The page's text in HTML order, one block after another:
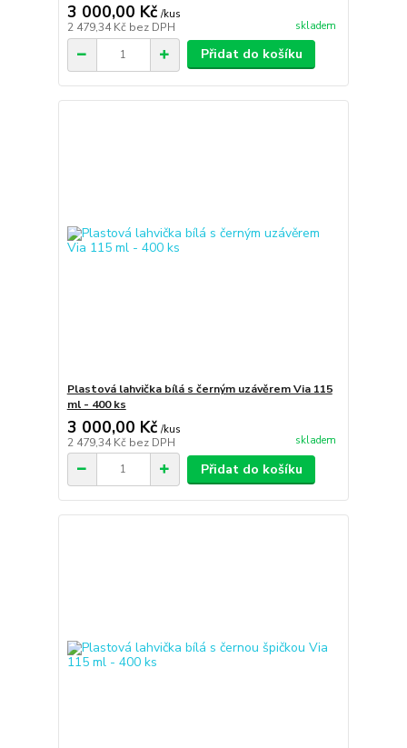
3 000,00 Kč /kus
2 479,34 Kč bez DPH skladem
Přidat do košíku
Plastová lahvička bílá s černým uzávěrem Via 115
ml - 400 ks
3 000,00 Kč /kus
2 479,34 Kč bez DPH skladem
Přidat do košíku